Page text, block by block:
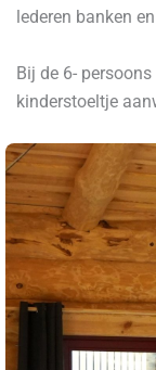
lederen banken
Bij de 6-
kinderstoeltje